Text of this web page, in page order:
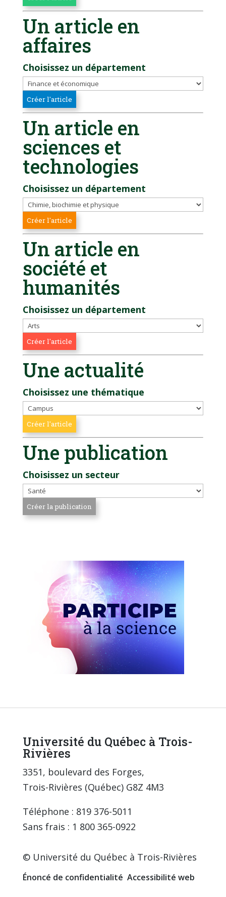
Un article en
affaires
Choisissez un département
Un article en
sciences et
technologies
Choisissez un département
Un article en
société et
humanités
Choisissez un département
Une actualité
Choisissez une thématique
Une publication
Choisissez un secteur
Université du Québec à Trois-
Rivières
3351, boulevard des Forges,
Trois-Rivières (Québec) G8Z 4M3
Téléphone : 819 376-5011
Sans frais : 1 800 365-0922
© Université du Québec à Trois-Rivières
Énoncé de confidentialité Accessibilité web